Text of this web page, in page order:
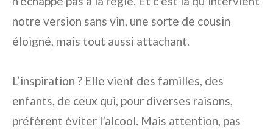
notre version sans vin, une sorte de cousin
éloigné, mais tout aussi attachant.
L’inspiration ? Elle vient des familles, des
enfants, de ceux qui, pour diverses raisons,
préfèrent éviter l’alcool. Mais attention, pas